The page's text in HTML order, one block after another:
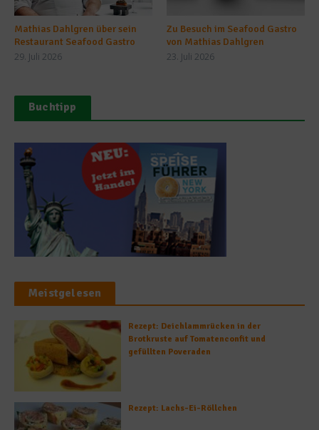
Mathias Dahlgren über sein
Restaurant Seafood Gastro
29. Juli 2026
Zu Besuch im Seafood Gastro
von Mathias Dahlgren
23. Juli 2026
Buchtipp
Meistgelesen
Rezept: Deichlammrücken in der
Brotkruste auf Tomatenconfit und
gefüllten Poveraden
Rezept: Lachs-Ei-Röllchen